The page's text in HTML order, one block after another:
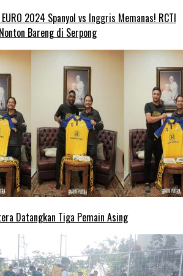
EURO 2024 Spanyol vs Inggris Memanas! RCTI
Bareng di Serpong
Datangkan Tiga Pemain Asing